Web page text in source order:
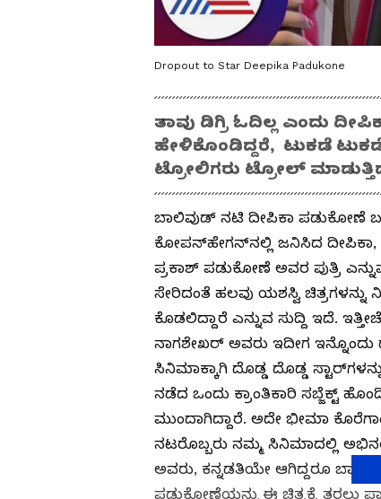
Dropout to Star Deepika Padukone
ತಾವು ಡಿಗ್ರಿ ಓದಿಲ್ಲ ಎಂದು
ಹೇಳಿಕೊಂಡಿದ್ದರೆ, ಟುಕಡೆ
ಟ್ರೋಲಿಗರು ಟ್ರೋಲ್​
ಬಾಲಿವುಡ್​ ನಟಿ ದೀಪಿಕಾ ಪಡುಕೋಣೆ
ಕೋಪನ್‌ಹೇಗನ್‌ನಲ್ಲಿ ಜನಿಸಿದ
ಪ್ರಕಾಶ್ ಪಡುಕೋಣೆ ಅವರ ಪುತ್ರಿ
ಸೇರಿದಂತೆ ಹಲವು ಯಶಸ್ವಿ
ಕೊಡಲಿದ್ದಾರೆ ಎನ್ನುವ ಸುದ್ದಿ ಇದೆ.
ನಾಗಶೇಖರ್ ಅವರು ಇದೀಗ ಇನ್ನೊಂದು
ಸಿನಿಮಾಕ್ಕಾಗಿ ದೊಡ್ಡ ದೊಡ್ಡ
ನಡೆದ ಒಂದು ಕ್ರಾಂತಿಕಾರಿ ಸಬ್ಜೆಕ್ಟ್
ಮುಂದಾಗಿದ್ದಾರೆ. ಅದೇ ಭೀಮಾ
ನಟರೊಬ್ಬರು ನಮ್ಮ ಸಿನಿಮಾದಲ್ಲಿ
ಅವರು, ಕನ್ನಡತಿಯೇ ಆಗಿದ್ದರೂ
ಪಡುಕೋಣೆಯನ್ನು ಈ ಚಿತ್ರಕ್ಕೆ ತರಲು